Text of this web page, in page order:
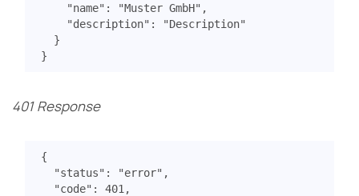
"name" : "Muster GmbH" ,
"description" :
"Description"
}
}
401 Response
{
"status" : "error" ,
"code" : 401 ,